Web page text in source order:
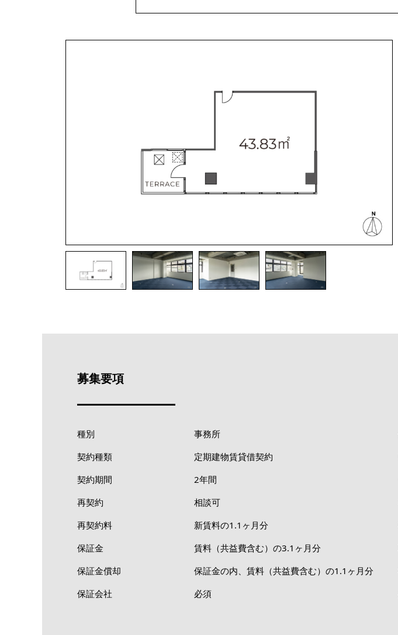
募集要項
種別
事務所
契約種類
定期建物賃貸借契約
契約期間
2年間
再契約
相談可
再契約料
新賃料の1.1ヶ月分
保証金
賃料（共益費含む）の3.1ヶ月分
保証金償却
保証金の内、賃料（共益費含む）の1.1ヶ月分
保証会社
必須